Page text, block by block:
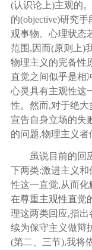
(认识论上)主观的
的(objective)研究
观事物。心理状态
范围,因而(原则上)
物理主义的完备性
直觉之间似乎是相
心灵具有主观性这
性。然而,对于绝大
宣告自身立场的失
的问题,物理主义者
虽说目前的回
下两类:激进主义
性这一直觉,从而
在尊重主观性直觉
理这两类回应,指
续为保守主义做辩
(第二、三节),我将